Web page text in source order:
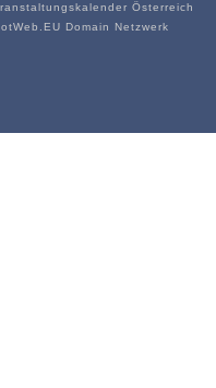
Österreich
Domain Netzwerk